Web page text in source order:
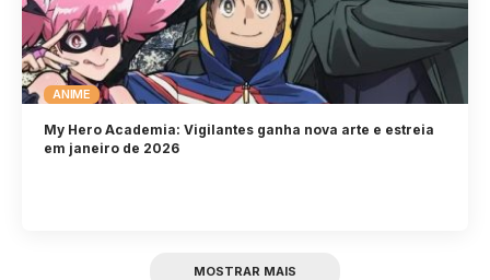
ANIME
My Hero Academia: Vigilantes ganha nova arte e estreia
em janeiro de 2026
MOSTRAR MAIS